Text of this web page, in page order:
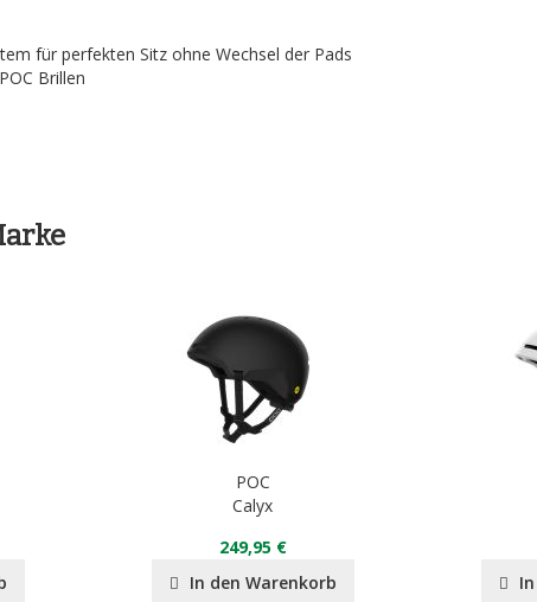
für perfekten Sitz ohne Wechsel der Pads
Brillen
POC
Calyx
249,95 €
In den Warenkorb